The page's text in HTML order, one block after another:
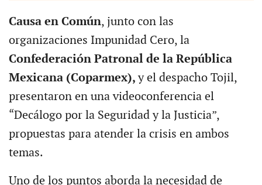
Causa en Común, junto con las
organizaciones Impunidad Cero, la
Confederación Patronal de la República
Mexicana (Coparmex),y el despacho Tojil,
presentaron en una videoconferencia el
“Decálogo por la Seguridad y la Justicia”,
propuestas para atender la crisis en ambos
temas.
Uno de los puntos aborda la necesidad de